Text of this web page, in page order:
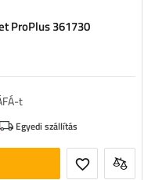
ProPlus 361730
t
Egyedi szállítás